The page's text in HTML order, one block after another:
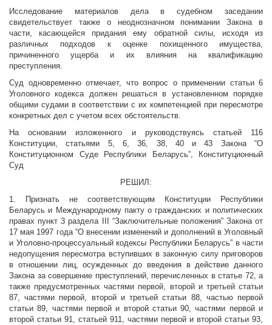
Исследование материалов дела в судебном заседании
свидетельствует также о неоднозначном понимании Закона в
части, касающейся придания ему обратной силы, исходя из
различных подходов к оценке похищенного имущества,
причиненного ущерба и их влияния на квалификацию
преступления.
Суд одновременно отмечает, что вопрос о применении статьи 6
Уголовного кодекса должен решаться в установленном порядке
общими судами в соответствии с их компетенцией при пересмотре
конкретных дел с учетом всех обстоятельств.
На основании изложенного и руководствуясь статьей 116
Конституции, статьями 5, 6, 36, 38, 40 и 43 Закона “О
Конституционном Суде Республики Беларусь”, Конституционный
Суд
РЕШИЛ:
1. Признать не соответствующим Конституции Республики
Беларусь и Международному пакту о гражданских и политических
правах пункт 3 раздела III “Заключительные положения” Закона от
17 мая 1997 года “О внесении изменений и дополнений в Уголовный
и Уголовно-процессуальный кодексы Республики Беларусь” в части
недопущения пересмотра вступивших в законную силу приговоров
в отношении лиц, осужденных до введения в действие данного
Закона за совершение преступлений, перечисленных в статье 72, а
также предусмотренных частями первой, второй и третьей статьи
87, частями первой, второй и третьей статьи 88, частью первой
статьи 89, частями первой и второй статьи 90, частями первой и
второй статьи 91, статьей 911, частями первой и второй статьи 93,